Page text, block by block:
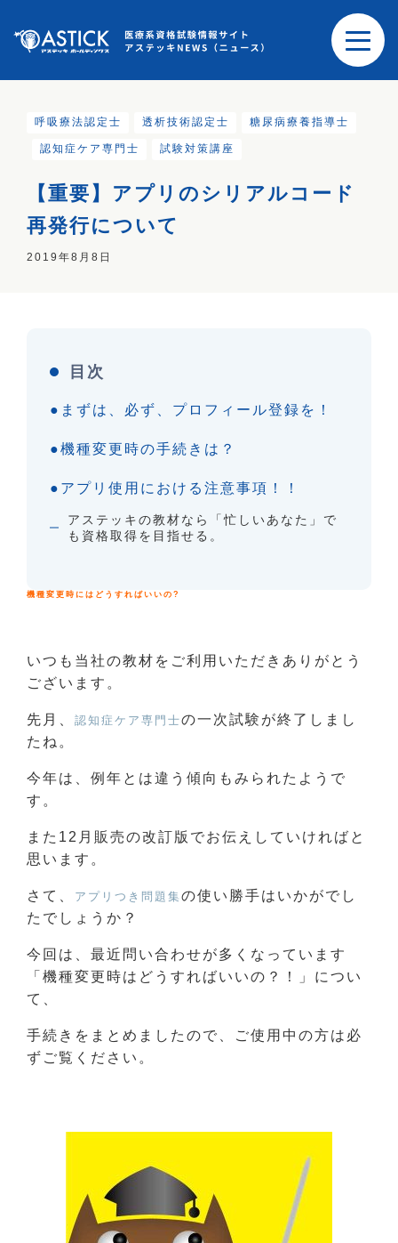
呼吸療法認定士 透析技術認定士 糖尿病療養指導士
認知症ケア専門士 試験対策講座
【重要】アプリのシリアルコード
再発行について
2019年8月8日
目次
●まずは、必ず、プロフィール登録を！
●機種変更時の手続きは？
●アプリ使用における注意事項！！
アステッキの教材なら「忙しいあなた」で
も資格取得を目指せる。
機種変更時にはどうすればいいの?
いつも当社の教材をご利用いただきありがとう
ございます。
先月、 認知症ケア専門士の一次試験が終了しまし
たね。
今年は、例年とは違う傾向もみられたようで
す。
また12月販売の改訂版でお伝えしていければと
思います。
さて、 アプリつき問題集 の使い勝手はいかがでし
たでしょうか？
今回は、最近問い合わせが多くなっています
「機種変更時はどうすればいいの？！」につい
て、
手続きをまとめましたので、ご使用中の方は必
ずご覧ください。